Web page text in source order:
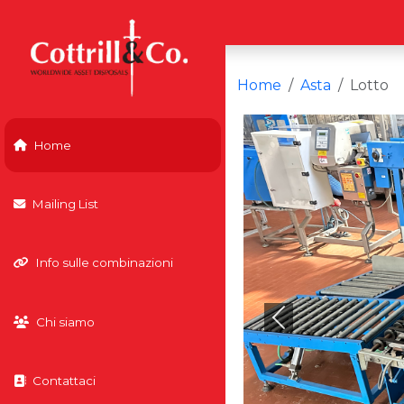
Home
Mailing List
Info sulle combinazioni
Chi siamo
Contattaci
Home Asta Lotto
Previous